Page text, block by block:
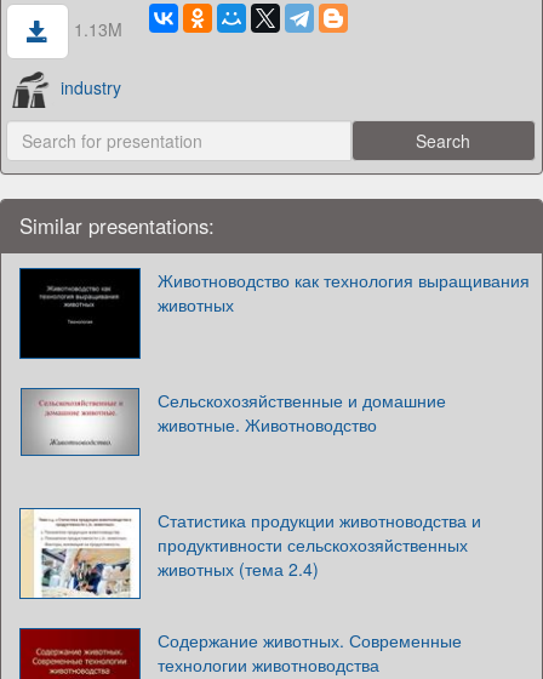
1.13M
industry
Similar presentations:
Животноводство как технология выращивания
животных
Сельскохозяйственные и домашние
животные. Животноводство
Статистика продукции животноводства и
продуктивности сельскохозяйственных
животных (тема 2.4)
Содержание животных. Современные
технологии животноводства